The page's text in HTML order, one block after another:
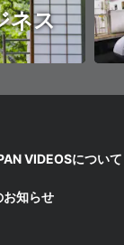
ネス
VIDEOSについて
お知らせ